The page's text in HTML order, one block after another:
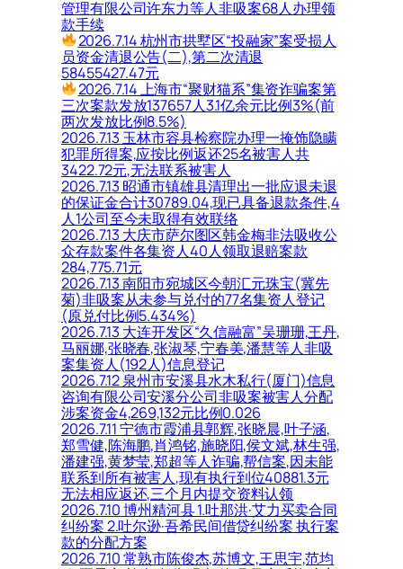
管理有限公司许东力等人非吸案68人办理领
款手续
2026.7.14 杭州市拱墅区“投融家”案受损人
员资金清退公告(二),第二次清退
58455427.47元
2026.7.14 上海市“聚财猫系”集资诈骗案第
三次案款发放137657人3.1亿余元比例3%(前
两次发放比例8.5%)
2026.7.13 玉林市容县检察院办理一掩饰隐瞒
犯罪所得案,应按比例返还25名被害人共
3422.72元,无法联系被害人
2026.7.13 昭通市镇雄县清理出一批应退未退
的保证金合计30789.04,现已具备退款条件,4
人1公司至今未取得有效联络
2026.7.13 大庆市萨尔图区韩金梅非法吸收公
众存款案件各集资人40人领取退赔案款
284,775.71元
2026.7.13 南阳市宛城区今朝汇元珠宝(冀先
菊)非吸案从未参与兑付的77名集资人登记
(原兑付比例5.434%)
2026.7.13 大连开发区“久信融富”吴珊珊,王丹,
马丽娜,张晓春,张淑琴,宁春美,潘慧等人非吸
案集资人(192人)信息登记
2026.7.12 泉州市安溪县水木私行(厦门)信息
咨询有限公司安溪分公司非吸案被害人分配
涉案资金4,269,132元比例0.026
2026.7.11 宁德市霞浦县郭辉,张晓晨,叶子涵,
郑雪健,陈海鹏,肖鸿铭,施晓阳,侯文斌,林生强,
潘建强,黄梦莹,郑超等人诈骗,帮信案,因未能
联系到所有被害人,现有执行到位40881.3元
无法相应返还,三个月内提交资料认领
2026.7.10 博州精河县 1.吐那洪·艾力买卖合同
纠纷案 2.吐尔逊·吾希民间借贷纠纷案 执行案
款的分配方案
2026.7.10 常熟市陈俊杰,苏博文,王思宇,范均